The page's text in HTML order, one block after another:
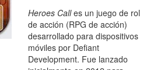
Heroes Calles un juego de rol
de acción (RPG de acción)
desarrollado para dispositivos
móviles por Defiant
Development. Fue lanzado